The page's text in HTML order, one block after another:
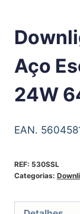
Aço
24W
EAN.
REF: 530SSL
Categorias: